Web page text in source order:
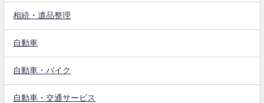
相続・遺品整理
自動車
自動車・バイク
自動車・交通サービス